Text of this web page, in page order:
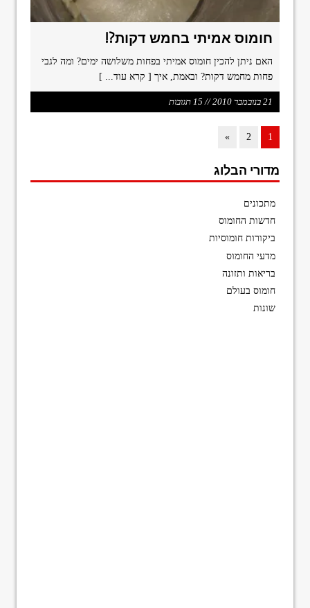
חומוס אמיתי בחמש דקות?!
האם ניתן להכין חומוס אמיתי בפחות משלושה ימים? ומה לגבי
פחות מחמש דקות? ובאמת, איך [ קרא עוד... ]
21 בנובמבר 2010 // 15 תגובות
1
2
»
מדורי הבלוג
מתכונים
חדשות החומוס
ביקורות חומוסיות
מדעי החומוס
בריאות ותזונה
חומוס בעולם
שונות